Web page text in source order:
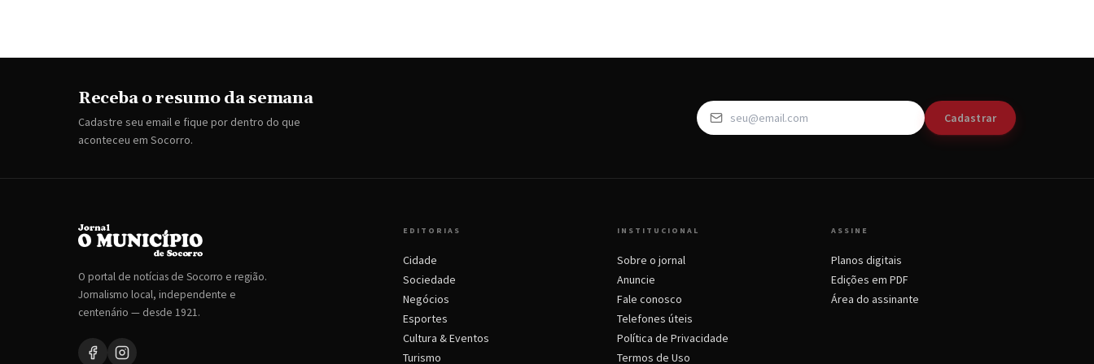
Receba o resumo da semana
Cadastre seu email e fique por dentro do que
aconteceu em Socorro.
Cadastrar
O portal de notícias de Socorro e região.
Jornalismo local, independente e
centenário — desde 1921.
EDITORIAS
Cidade
Sociedade
Negócios
Esportes
Cultura & Eventos
Turismo
INSTITUCIONAL
Sobre o jornal
Anuncie
Fale conosco
Telefones úteis
Política de Privacidade
Termos de Uso
ASSINE
Planos digitais
Edições em PDF
Área do assinante